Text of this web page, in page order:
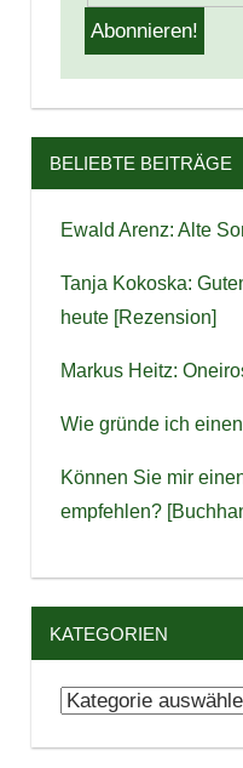
BELIEBTE BEITRÄGE
Ewald Arenz: Alte
Tanja Kokoska:
heute [Rezension]
Markus Heitz:
Wie gründe ich
Können Sie mir
empfehlen?
KATEGORIEN
Kategorien